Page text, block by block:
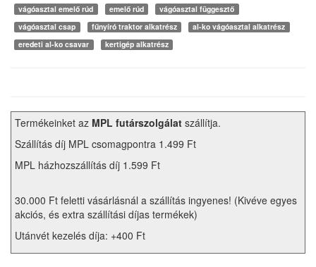
vágóasztal emelő rúd
emelő rúd
vágóasztal függesztő
vágóasztal csap
fűnyíró traktor alkatrész
al-ko vágóasztal alkatrész
eredeti al-ko csavar
kertigép alkatrész
Termékeinket az MPL futárszolgálat szállítja.
Szállítás díj MPL csomagpontra 1.499 Ft
MPL házhozszállítás díj 1.599 Ft
30.000 Ft feletti vásárlásnál a szállítás ingyenes! (Kivéve egyes
akciós, és extra szállítási díjas termékek)
Utánvét kezelés díja: +400 Ft